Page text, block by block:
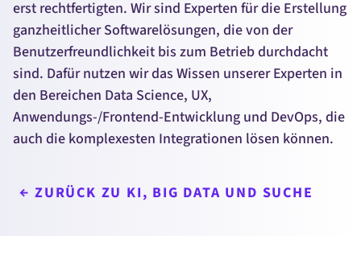
erst rechtfertigten. Wir sind Experten für die Erstellung
ganzheitlicher Softwarelösungen, die von der
Benutzerfreundlichkeit bis zum Betrieb durchdacht
sind. Dafür nutzen wir das Wissen unserer Experten in
den Bereichen Data Science, UX,
Anwendungs-/Frontend-Entwicklung und DevOps, die
auch die komplexesten Integrationen lösen können.
ZURÜCK ZU KI, BIG DATA UND SUCHE